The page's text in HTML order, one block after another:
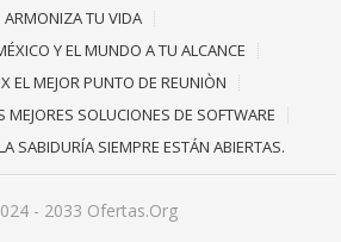
ARMONIZA TU VIDA
Y EL MUNDO A TU ALCANCE
EL MEJOR PUNTO DE REUNIÒN
MEJORES SOLUCIONES DE SOFTWARE
SABIDURÍA SIEMPRE ESTÁN ABIERTAS.
- 2033 Ofertas.Org